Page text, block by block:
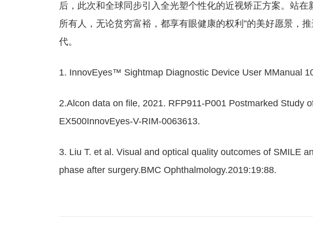
后，此次和全球同步引入全光塑个性化的近视矫正方案。站在
所有人，无论贫穷富裕，都享有眼健康的权利”的美好愿景，
代。
1. InnovEyes™ Sightmap Diagnostic Device User MManual
2.Alcon data on file, 2021. RFP911-P001 Postmarked Study
EX500InnovEyes-V-RIM-0063613.
3. Liu T. et al. Visual and optical quality outcomes of SMILE
phase after surgery.BMC Ophthalmology.2019:19:88.